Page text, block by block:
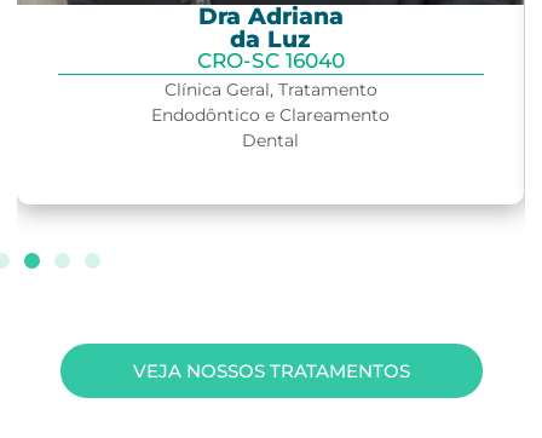
Dra Maria Fernanda
Scheid
CRO-SC 20826
Clínica Geral e Clareamento
Dental
VEJA NOSSOS TRATAMENTOS